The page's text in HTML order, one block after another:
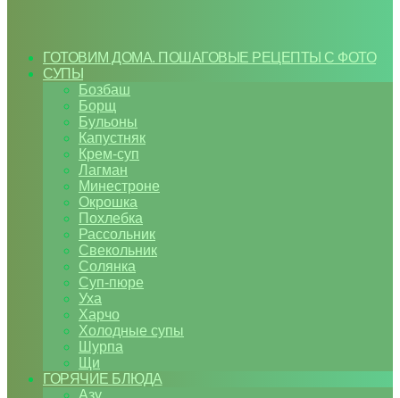
ГОТОВИМ ДОМА. ПОШАГОВЫЕ РЕЦЕПТЫ С ФОТО
СУПЫ
Бозбаш
Борщ
Бульоны
Капустняк
Крем-суп
Лагман
Минестроне
Окрошка
Похлебка
Рассольник
Свекольник
Солянка
Суп-пюре
Уха
Харчо
Холодные супы
Шурпа
Щи
ГОРЯЧИЕ БЛЮДА
Азу